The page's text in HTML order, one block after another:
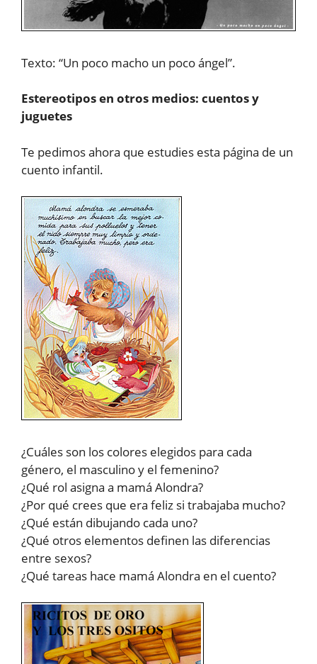
Texto: “Un poco macho un poco ángel”.
Estereotipos en otros medios: cuentos y
juguetes
Te pedimos ahora que estudies esta página de un
cuento infantil.
¿Cuáles son los colores elegidos para cada
género, el masculino y el femenino?
¿Qué rol asigna a mamá Alondra?
¿Por qué crees que era feliz si trabajaba mucho?
¿Qué están dibujando cada uno?
¿Qué otros elementos definen las diferencias
entre sexos?
¿Qué tareas hace mamá Alondra en el cuento?